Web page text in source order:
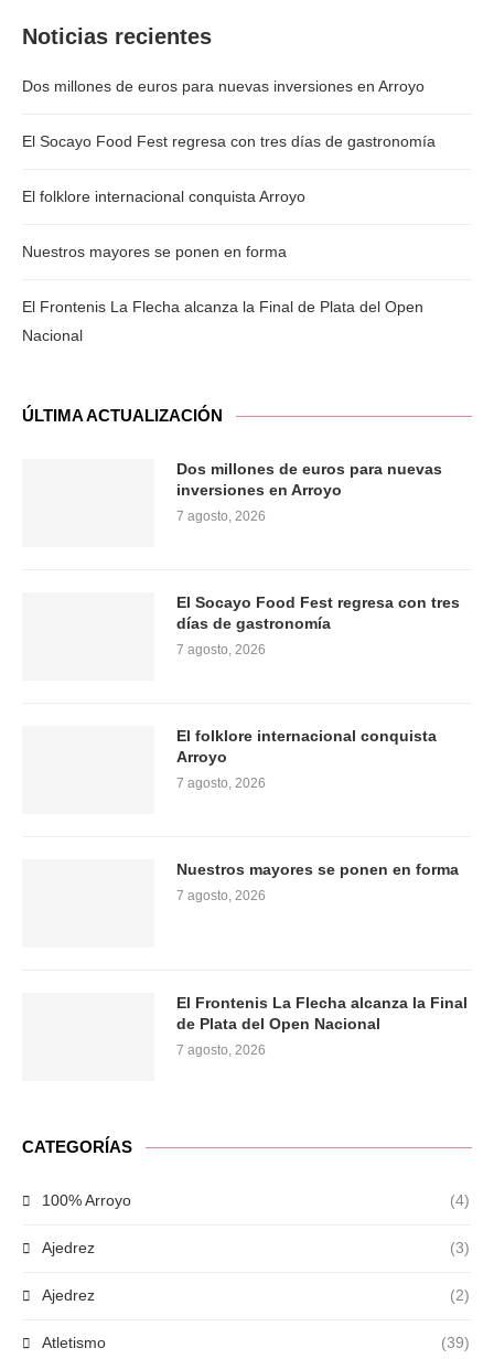
Noticias recientes
Dos millones de euros para nuevas inversiones en Arroyo
El Socayo Food Fest regresa con tres días de gastronomía
El folklore internacional conquista Arroyo
Nuestros mayores se ponen en forma
El Frontenis La Flecha alcanza la Final de Plata del Open
Nacional
ÚLTIMA ACTUALIZACIÓN
Dos millones de euros para nuevas
inversiones en Arroyo
7 agosto, 2026
El Socayo Food Fest regresa con tres
días de gastronomía
7 agosto, 2026
El folklore internacional conquista
Arroyo
7 agosto, 2026
Nuestros mayores se ponen en forma
7 agosto, 2026
El Frontenis La Flecha alcanza la Final
de Plata del Open Nacional
7 agosto, 2026
CATEGORÍAS
100% Arroyo (4)
Ajedrez (3)
Ajedrez (2)
Atletismo (39)